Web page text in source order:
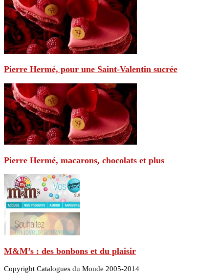
Pierre Hermé, pour une Saint-Valentin sucrée
Pierre Hermé, macarons, chocolats et plus
M&M’s : des bonbons et du plaisir
Copyright Catalogues du Monde 2005-2014